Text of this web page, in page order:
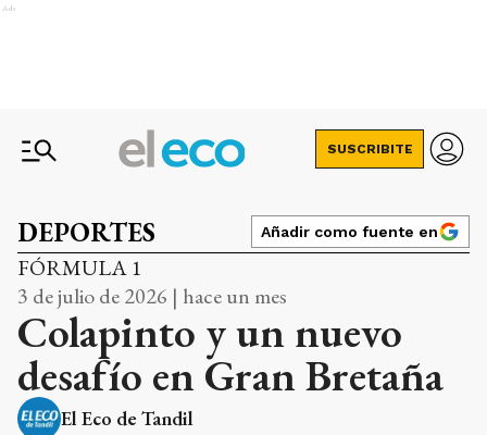
Ads
SUSCRIBITE
DEPORTES Añadir como fuente en
FÓRMULA 1
3 de julio de 2026 | hace un mes
Colapinto y un nuevo
desafío en Gran Bretaña
El Eco de Tandil